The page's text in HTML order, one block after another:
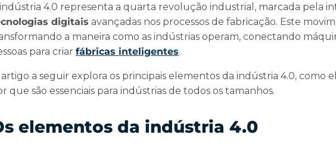
4.0 representa a quarta revolução industrial, marcada pela
digitais avançadas nos processos de fabricação. Este
a maneira como as indústrias operam, conectando
para criar fábricas inteligentes.
artigo a seguir explora os principais elementos da indústria 4.0, como
que são essenciais para indústrias de todos os tamanhos.
elementos da indústria 4.0